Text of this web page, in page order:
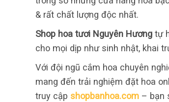
& rất chất lượng độc nhất.
Shop hoa tươi Nguyên Hương tự
cho mọi dịp như sinh nhật, khai
Với đội ngũ cắm hoa chuyên
mang đến trải nghiệm đặt hoa
truy cập shopbanhoa.com – bạn